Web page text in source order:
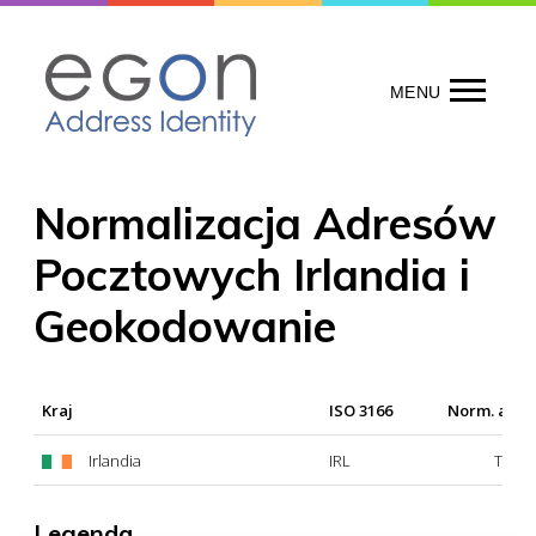
content
MENU
Normalizacja Adresów
Pocztowych Irlandia i
Geokodowanie
Kraj ISO 3166 Norm.
Irlandia IRL Tak